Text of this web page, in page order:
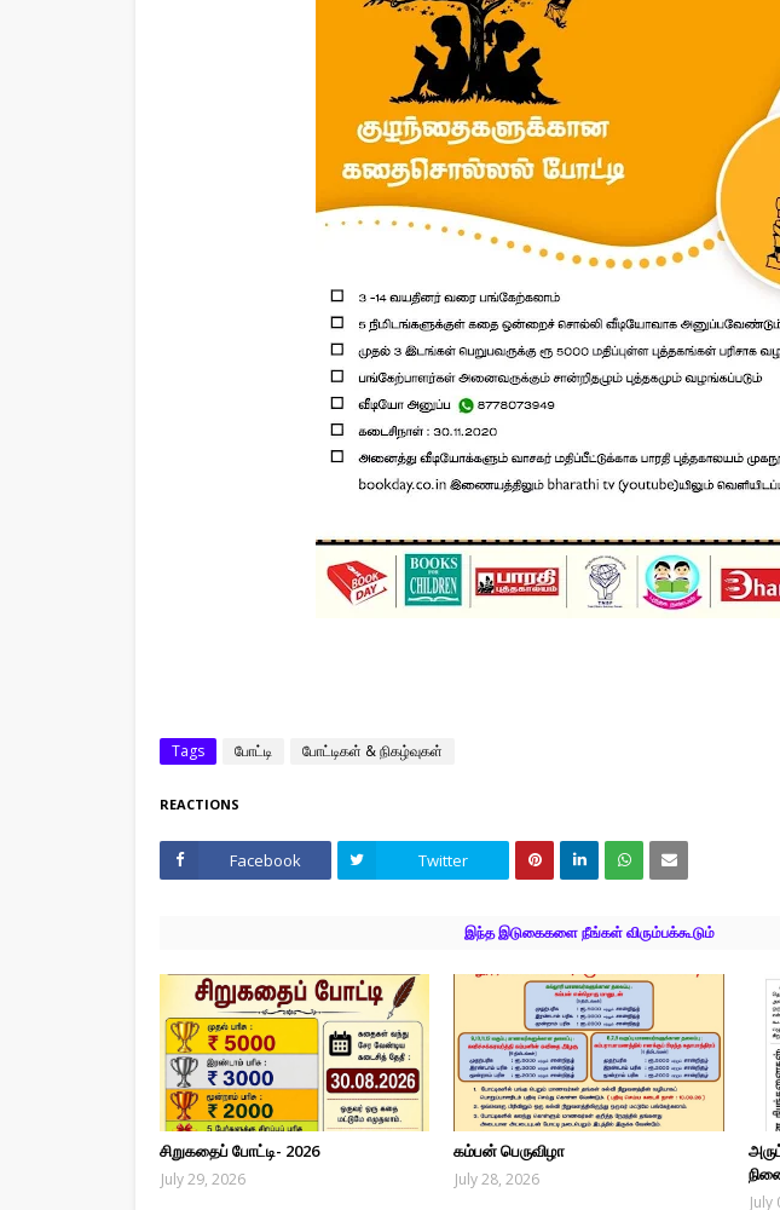
Tags போட்டி போட்டிகள் & நிகழ்வுகள்
REACTIONS
Facebook Twitter
இந்த இடுகைகளை நீங்கள் விரும்பக்கூடும்
சிறுகதைப் போட்டி- 2026
July 29, 2026
கம்பன் பெருவிழா
July 28, 2026
July